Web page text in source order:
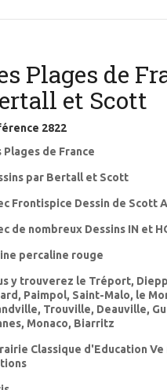
Plages de
et Scott
2822
Plages de France
par Bertall et Scott
Frontispice Dessin de Scott
de nombreux Dessins IN et
percaline rouge
y trouverez le Tréport,
Paimpol, Saint-Malo, le
Trouville, Deauville,
Monaco, Biarritz
Classique d'Education